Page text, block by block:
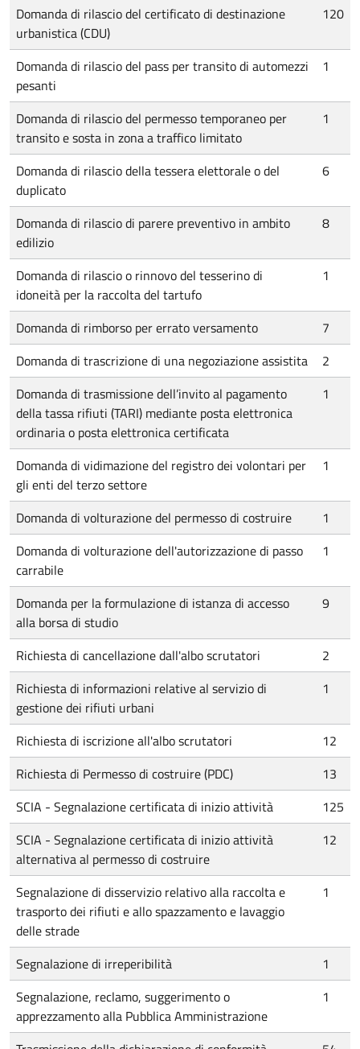
Domanda di rilascio del certificato di destinazione
urbanistica (CDU)
120
Domanda di rilascio del pass per transito di automezzi
pesanti
1
Domanda di rilascio del permesso temporaneo per
transito e sosta in zona a traffico limitato
1
Domanda di rilascio della tessera elettorale o del
duplicato
6
Domanda di rilascio di parere preventivo in ambito
edilizio
8
Domanda di rilascio o rinnovo del tesserino di
idoneità per la raccolta del tartufo
1
Domanda di rimborso per errato versamento
7
Domanda di trascrizione di una negoziazione assistita
2
Domanda di trasmissione dell’invito al pagamento
della tassa rifiuti (TARI) mediante posta elettronica
ordinaria o posta elettronica certificata
1
Domanda di vidimazione del registro dei volontari per
gli enti del terzo settore
1
Domanda di volturazione del permesso di costruire
1
Domanda di volturazione dell'autorizzazione di passo
carrabile
1
Domanda per la formulazione di istanza di accesso
alla borsa di studio
9
Richiesta di cancellazione dall'albo scrutatori
2
Richiesta di informazioni relative al servizio di
gestione dei rifiuti urbani
1
Richiesta di iscrizione all'albo scrutatori
12
Richiesta di Permesso di costruire (PDC)
13
SCIA - Segnalazione certificata di inizio attività
125
SCIA - Segnalazione certificata di inizio attività
alternativa al permesso di costruire
12
Segnalazione di disservizio relativo alla raccolta e
trasporto dei rifiuti e allo spazzamento e lavaggio
delle strade
1
Segnalazione di irreperibilità
1
Segnalazione, reclamo, suggerimento o
apprezzamento alla Pubblica Amministrazione
1